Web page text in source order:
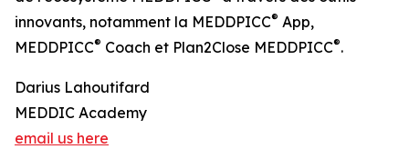
innovants, notamment la MEDDPICC® App,
MEDDPICC® Coach et Plan2Close MEDDPICC®.
Darius Lahoutifard
MEDDIC Academy
email us here